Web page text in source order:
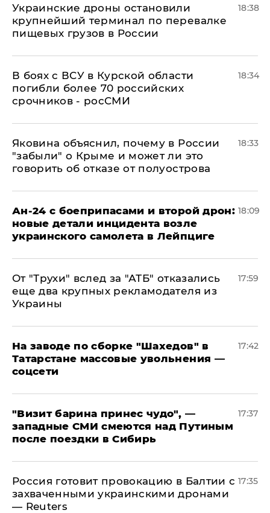
Украинские дроны остановили
крупнейший терминал по перевалке
пищевых грузов в России
18:38
В боях с ВСУ в Курской области
погибли более 70 российских
срочников - росСМИ
18:34
Яковина объяснил, почему в России
"забыли" о Крыме и может ли это
говорить об отказе от полуострова
18:33
Ан-24 с боеприпасами и второй дрон:
новые детали инцидента возле
украинского самолета в Лейпциге
18:09
От "Трухи" вслед за "АТБ" отказались
еще два крупных рекламодателя из
Украины
17:59
На заводе по сборке "Шахедов" в
Татарстане массовые увольнения —
соцсети
17:42
"Визит барина принес чудо", —
западные СМИ смеются над Путиным
после поездки в Сибирь
17:37
​Россия готовит провокацию в Балтии с
захваченными украинскими дронами
— Reuters
17:35